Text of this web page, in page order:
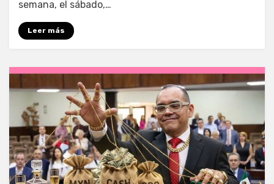
semana, el sábado,…
Leer más